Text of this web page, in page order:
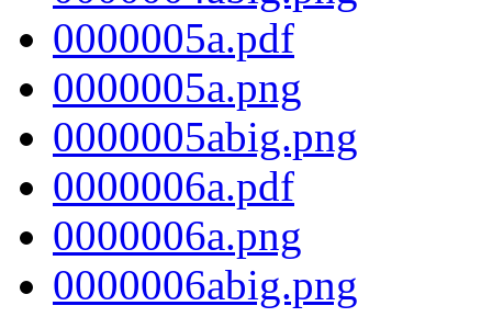
0000005a.pdf
0000005a.png
0000005abig.png
0000006a.pdf
0000006a.png
0000006abig.png